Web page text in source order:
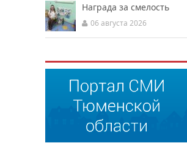
Награда за смелость
06 августа 2026